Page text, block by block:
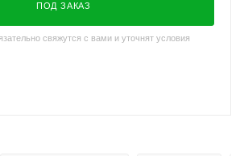
ПОД ЗАКАЗ
свяжутся с вами и уточнят условия